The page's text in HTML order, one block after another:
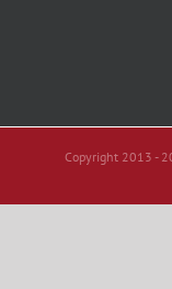
Copyright 2013 -